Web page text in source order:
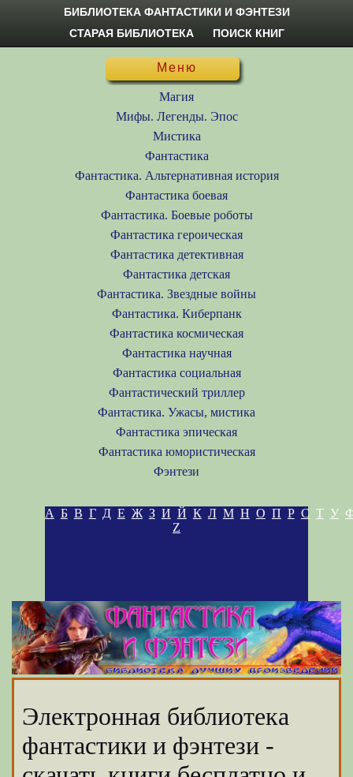
БИБЛИОТЕКА ФАНТАСТИКИ И ФЭНТЕЗИ
СТАРАЯ БИБЛИОТЕКА
ПОИСК КНИГ
Меню
Магия
Мифы. Легенды. Эпос
Мистика
Фантастика
Фантастика. Альтернативная история
Фантастика боевая
Фантастика. Боевые роботы
Фантастика героическая
Фантастика детективная
Фантастика детская
Фантастика. Звездные войны
Фантастика. Киберпанк
Фантастика космическая
Фантастика научная
Фантастика социальная
Фантастический триллер
Фантастика. Ужасы, мистика
Фантастика эпическая
Фантастика юмористическая
Фэнтези
А Б В Г Д Е Ж З И Й К Л М Н О П Р С Т У
Z
Электронная библиотека
фантастики и фэнтези -